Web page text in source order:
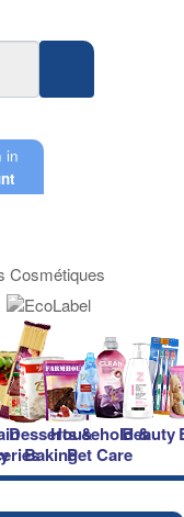
in
Desserts &
Baking
Household &
Pet Care
Beauty